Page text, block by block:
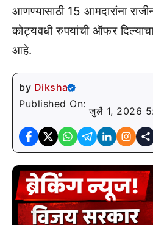
आणण्यासाठी 15 आमदारांना
कोट्यवधी रुपयांची ऑफर
आहे.
by Diksha
Published On:
जुलै 1, 2026